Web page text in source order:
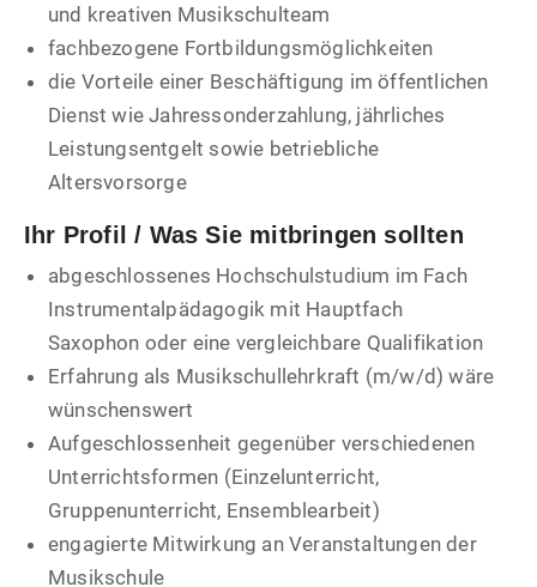
und kreativen Musikschulteam
fachbezogene Fortbildungsmöglichkeiten
die Vorteile einer Beschäftigung im öffentlichen
Dienst wie Jahressonderzahlung, jährliches
Leistungsentgelt sowie betriebliche
Altersvorsorge
Ihr Profil / Was Sie mitbringen sollten
abgeschlossenes Hochschulstudium im Fach
Instrumentalpädagogik mit Hauptfach
Saxophon oder eine vergleichbare Qualifikation
Erfahrung als Musikschullehrkraft (m/w/d) wäre
wünschenswert
Aufgeschlossenheit gegenüber verschiedenen
Unterrichtsformen (Einzelunterricht,
Gruppenunterricht, Ensemblearbeit)
engagierte Mitwirkung an Veranstaltungen der
Musikschule